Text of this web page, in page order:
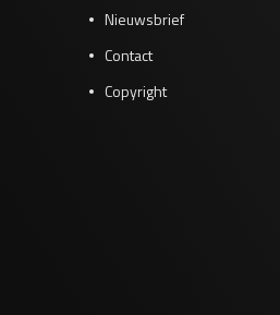
Nieuwsbrief
Contact
Copyright